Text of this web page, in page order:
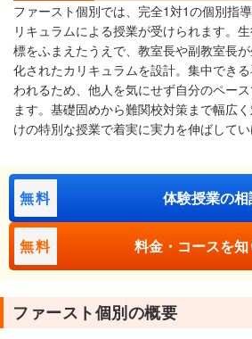
ファースト個別では、完全1対1の個別指
リキュラムによる授業が受けられます。
標をふまえたうえで、教室長や副教室長
化されたカリキュラムを設計。集中でき
われるため、他人を気にせず自分のペー
ます。基礎固めから難関校対策まで幅広
けの特別な授業で着実に実力を伸ばしてい
無料 体験授業の相
無料 料金・コースを
ファースト個別の概要